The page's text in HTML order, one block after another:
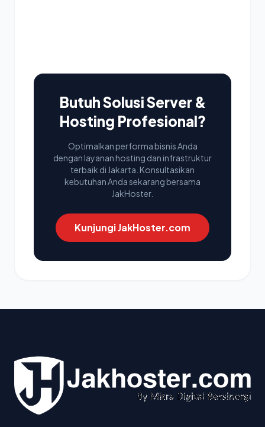
Butuh Solusi Server &
Hosting Profesional?
Optimalkan performa bisnis Anda
dengan layanan hosting dan infrastruktur
terbaik di Jakarta. Konsultasikan
kebutuhan Anda sekarang bersama
JakHoster.
Kunjungi JakHoster.com